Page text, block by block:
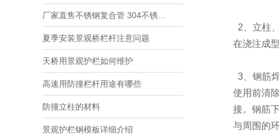
厂家直售不锈钢复合管 304不锈…
夏季安装景观桥栏杆注意问题
天桥用景观护栏如何维护
高速用防撞栏杆用途有哪些
防撞立柱的材料
景观护栏钢模板详细介绍
2、立柱
在浇注成
3、钢筋
使用前清
接。钢筋
与周围的